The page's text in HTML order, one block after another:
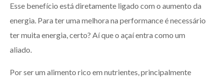
Esse benefício está diretamente ligado com o aumento da
energia. Para ter uma melhora na performance é necessário
ter muita energia, certo? Aí que o açaí entra como um
aliado.
Por ser um alimento rico em nutrientes, principalmente